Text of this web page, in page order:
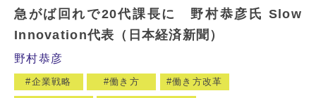
急がば回れで20代課長に 野村恭彦氏 Slow
Innovation代表（日本経済新聞）
野村恭彦
企業戦略 働き方 働き方改革